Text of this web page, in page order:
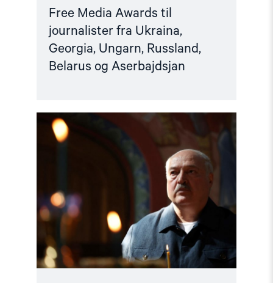
Free Media Awards til
journalister fra Ukraina,
Georgia, Ungarn, Russland,
Belarus og Aserbajdsjan
bør
seg
anmeldelsen
belarusiske
myndigheter"